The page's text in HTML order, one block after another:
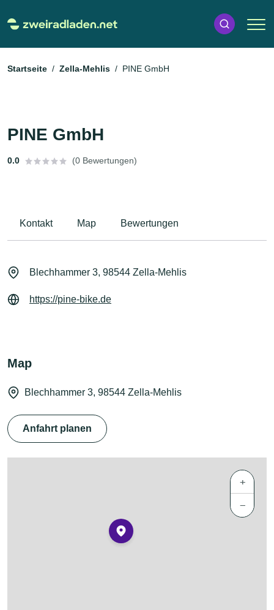
Startseite Zella-Mehlis PINE GmbH
PINE GmbH
0.0 (0 Bewertungen)
Kontakt Map Bewertungen
Blechhammer 3, 98544 Zella-Mehlis
https://pine-bike.de
Map
Blechhammer 3, 98544 Zella-Mehlis
Anfahrt planen
+
−